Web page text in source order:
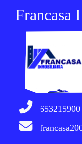
Francasa
653215900